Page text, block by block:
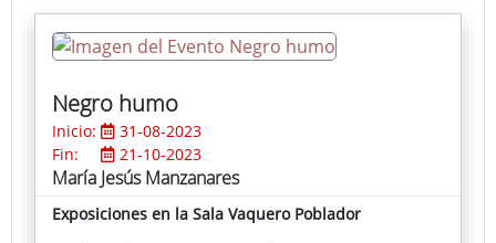
Negro humo
Inicio:
31-08-2023
Fin:
21-10-2023
María Jesús Manzanares
Exposiciones en la Sala Vaquero Poblador